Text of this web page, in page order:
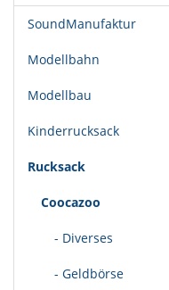
SoundManufaktur
Modellbahn
Modellbau
Kinderrucksack
Rucksack
Coocazoo
- Diverses
- Geldbörse